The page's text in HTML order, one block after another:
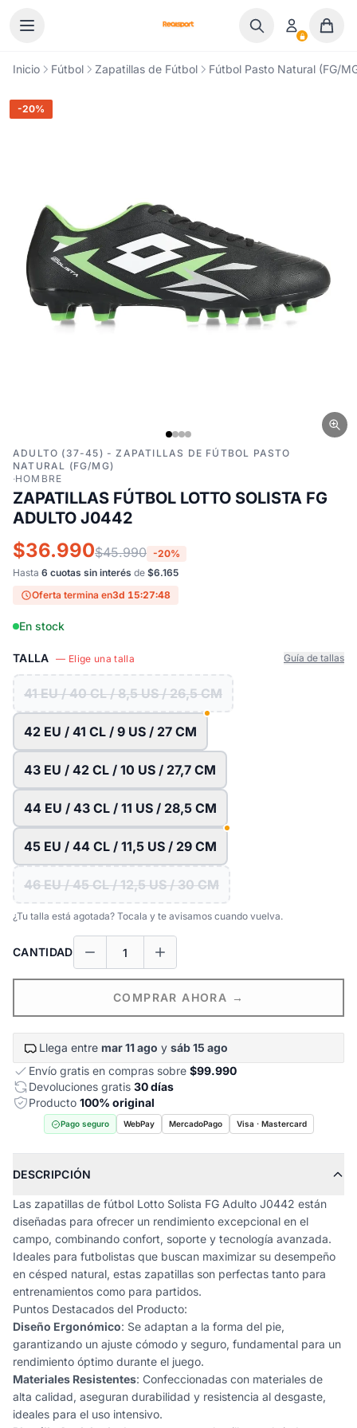
Inicio Fútbol Zapatillas de Fútbol Fútbol Pasto Natural (FG/
-20%
ADULTO (37-45) - ZAPATILLAS DE FÚTBOL PASTO
NATURAL (FG/MG)
·HOMBRE
ZAPATILLAS FÚTBOL LOTTO SOLISTA FG
ADULTO J0442
$36.990$45.990 -20%
Hasta 6 cuotas sin interés de $6.165
Oferta termina en3d 15:27:47
En stock
TALLA — Elige una talla Guía de tallas
41 EU / 40 CL / 8,5 US / 26,5 CM
42 EU / 41 CL / 9 US / 27 CM
43 EU / 42 CL / 10 US / 27,7 CM
44 EU / 43 CL / 11 US / 28,5 CM
45 EU / 44 CL / 11,5 US / 29 CM
46 EU / 45 CL / 12,5 US / 30 CM
¿Tu talla está agotada? Tocala y te avisamos cuando vuelva.
CANTIDAD
COMPRAR AHORA →
Llega entre mar 11 ago y sáb 15 ago
Envío gratis en compras sobre $99.990
Devoluciones gratis 30 días
Producto 100% original
Pago seguro WebPay MercadoPago Visa · Mastercard
DESCRIPCIÓN
Las zapatillas de fútbol Lotto Solista FG Adulto J0442 están
diseñadas para ofrecer un rendimiento excepcional en el
campo, combinando confort, soporte y tecnología avanzada.
Ideales para futbolistas que buscan maximizar su desempeño
en césped natural, estas zapatillas son perfectas tanto para
entrenamientos como para partidos.
Puntos Destacados del Producto:
Diseño Ergonómico: Se adaptan a la forma del pie,
garantizando un ajuste cómodo y seguro, fundamental para un
rendimiento óptimo durante el juego.
Materiales Resistentes: Confeccionadas con materiales de
alta calidad, aseguran durabilidad y resistencia al desgaste,
ideales para el uso intensivo.